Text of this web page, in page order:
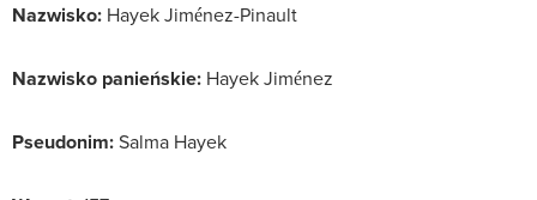
Nazwisko: Hayek Jiménez-Pinault
Nazwisko panieńskie: Hayek Jiménez
Pseudonim:Salma Hayek